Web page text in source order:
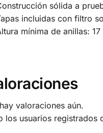
sólida a
incluidas con filtro
mínima de anillas: 17
valoraciones aún.
los usuarios registrados